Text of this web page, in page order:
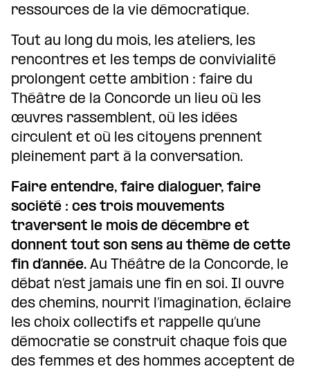
ressources de la vie démocratique.
Tout au long du mois, les ateliers, les
rencontres et les temps de convivialité
prolongent cette ambition : faire du
Théâtre de la Concorde un lieu où les
œuvres rassemblent, où les idées
circulent et où les citoyens prennent
pleinement part à la conversation.
Faire entendre, faire dialoguer, faire
société : ces trois mouvements
traversent le mois de décembre et
donnent tout son sens au thème de cette
fin d’année. Au Théâtre de la Concorde, le
débat n’est jamais une fin en soi. Il ouvre
des chemins, nourrit l’imagination, éclaire
les choix collectifs et rappelle qu’une
démocratie se construit chaque fois que
des femmes et des hommes acceptent de